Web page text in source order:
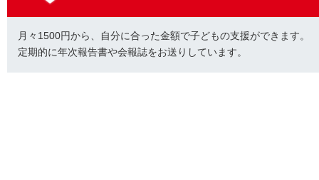
月々1500円から、自分に合った金額で子どもの支援ができます。
定期的に年次報告書や会報誌をお送りしています。